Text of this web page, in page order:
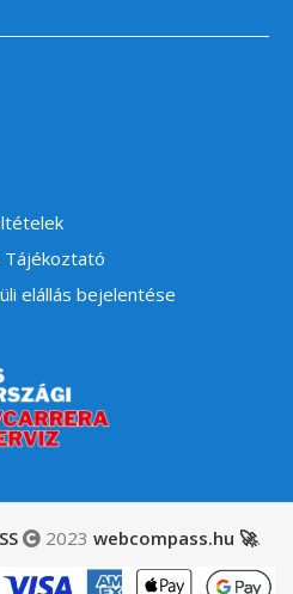
Tájékoztató
elállás bejelentése
2023 webcompass.hu 🚀.